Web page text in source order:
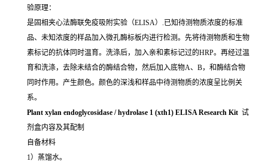
验原理：
是固相夹心法酶联免疫吸附实验（ELISA）.已知待测物质浓度的标准
品、未知浓度的样品加入微孔酶标板内进行检测。先将待测物质和生物
素标记的抗体同时温育。洗涤后，加入亲和素标记过的HRP。再经过温
育和洗涤，去除未结合的酶结合物，然后加入底物A、B，和酶结合物
同时作用。产生颜色。颜色的深浅和样品中待测物质的浓度呈比例关
系。
Plant xylan endoglycosidase / hydrolase 1 (xth1) ELISA Research Kit 试
剂盒内容及其配制
自备材料
1）蒸馏水。